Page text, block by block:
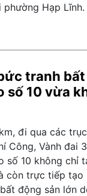
phường Hạp Lĩnh.
tranh
số 10 vừa
đi qua các
Công, Vành đai
số 10 không chỉ
còn trực tiếp
động sản lớn